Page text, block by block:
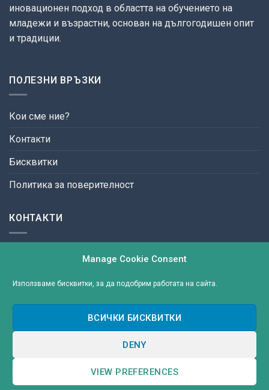
Manage Cookie Consent
Използваме бисквитки, за да подобрим работата на сайта.
ВСИЧКИ БИСКВИТКИ
DENY
VIEW PREFERENCES
иновационен подход в областта на обучението на
младежи и възрастни, основан на дългогодишен опит
и традиции.
ПОЛЕЗНИ ВРЪЗКИ
Кои сме ние?
Контакти
Бисквитки
Политика за поверителност
КОНТАКТИ
тел: +(359) 58 655 626
Copyright 2026 ©Международен Колеж
Изработка на сайт от MySuper.Site